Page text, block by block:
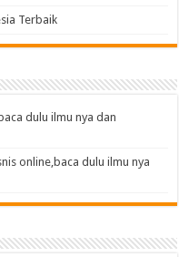
Terbaik
dulu ilmu nya dan
online,baca dulu ilmu nya